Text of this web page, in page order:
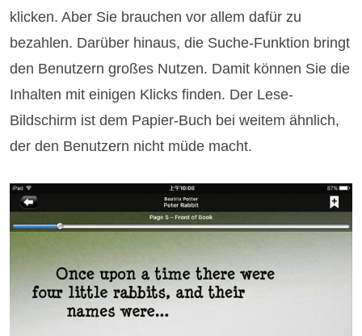
klicken. Aber Sie brauchen vor allem dafür zu
bezahlen. Darüber hinaus, die Suche-Funktion bringt
den Benutzern großes Nutzen. Damit können Sie die
Inhalten mit einigen Klicks finden. Der Lese-
Bildschirm ist dem Papier-Buch bei weitem ähnlich,
der den Benutzern nicht müde macht.